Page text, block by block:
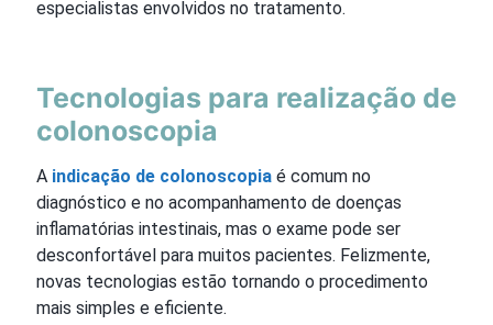
especialistas envolvidos no tratamento.
Tecnologias para realização de
colonoscopia
A indicação de colonoscopia é comum no
diagnóstico e no acompanhamento de doenças
inflamatórias intestinais, mas o exame pode ser
desconfortável para muitos pacientes. Felizmente,
novas tecnologias estão tornando o procedimento
mais simples e eficiente.